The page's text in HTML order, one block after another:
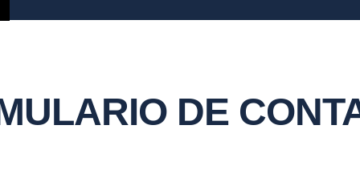
DE